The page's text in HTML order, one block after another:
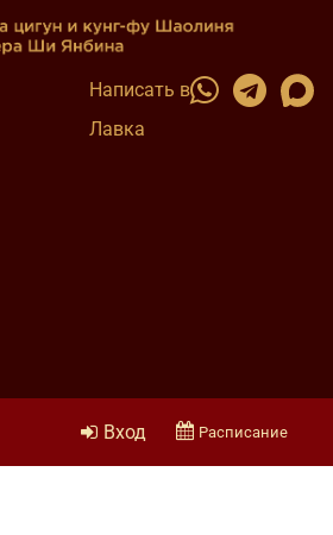
Написать в
Лавка
Вход Расписание